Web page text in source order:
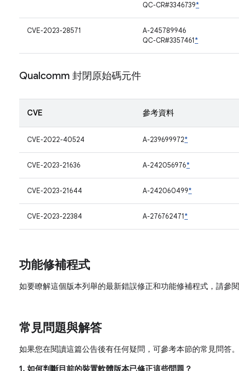
QC-CR#3346739*
CVE-2023-28571
A-245789946
QC-CR#3357461*
Qualcomm 封閉原始碼元件
CVE 參考資料
CVE-2022-40524 A-239699972*
CVE-2023-21636 A-242056976*
CVE-2023-21644 A-242060499*
CVE-2023-22384 A-276762471*
功能修補程式
如要瞭解這個版本列舉的最新錯誤修正和功能修補程式，請參閱
常見問題與解答
如果您在閱讀這篇公告後有任何疑問，可參考本節的常見問答。
1. 如何判斷目前的裝置軟體版本已修正這些問題？